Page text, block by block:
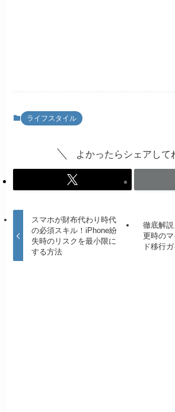
ライフスタイル
よかったらシェアして
スマホが財布代わり時代
の必須スキル！iPhone紛
失時のリスクを最小限に
する方法
徹底解
更時の
ド移行